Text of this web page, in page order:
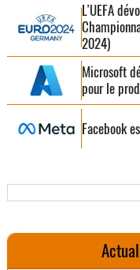
L’UEFA
2024)
Microsoft
pour le
Facebook